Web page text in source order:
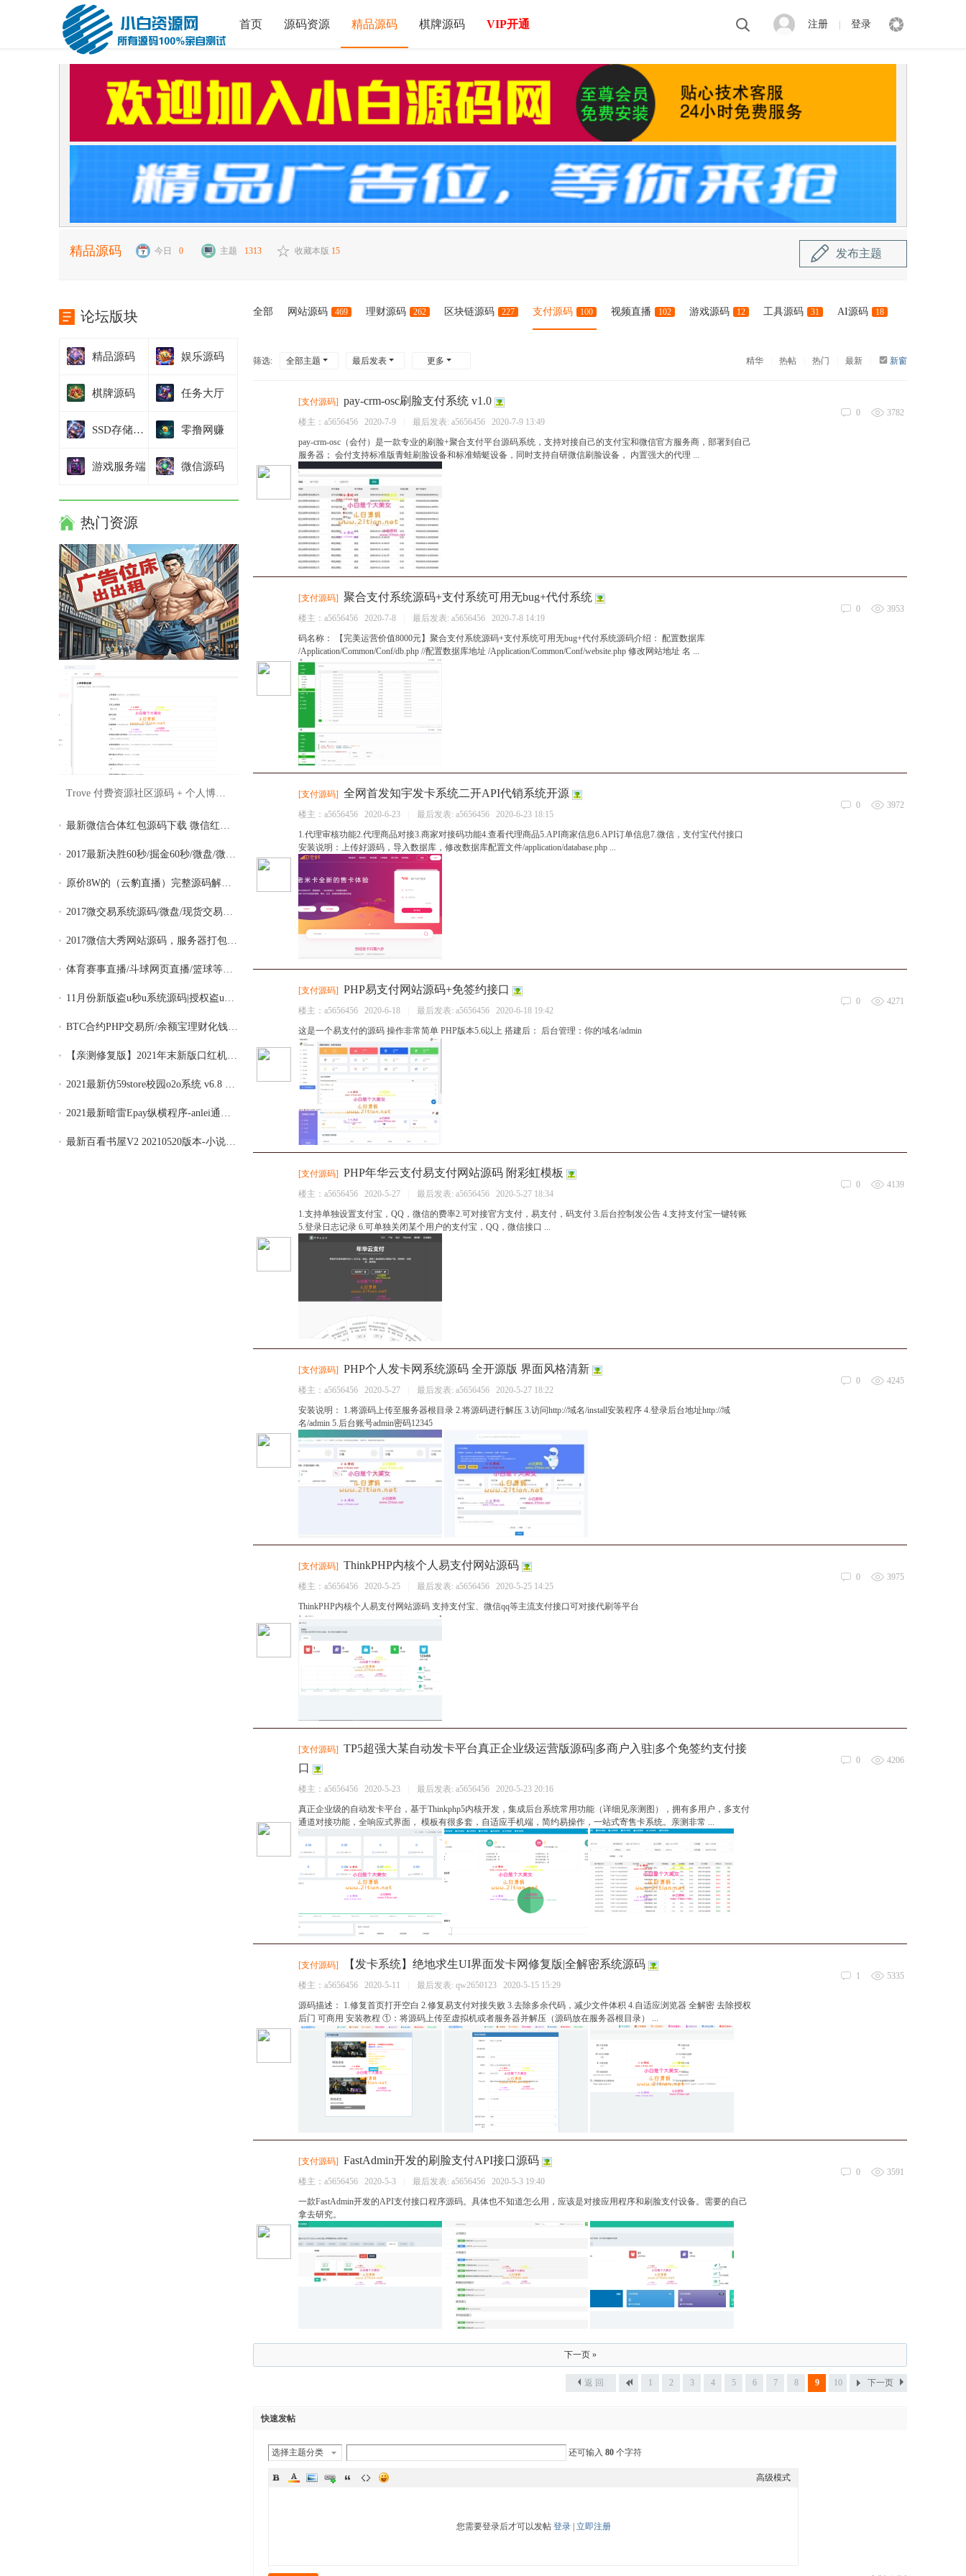
首页 源码资源 精品源码 棋牌源码 VIP开通 注册 登录
精品源码 今日 0 主题 1313 收藏本版 15 发布主题
全部 网站源码 469 理财源码 262 区块链源码 227 支付源码 100 视频直播 102 游戏源码 12 工具源码 31 AI源码 18
筛选: 全部主题 最后发表 更多 新窗
最新
热门
热帖
精华
[支付源码] pay-crm-osc刷脸支付系统 v1.0
楼主： a5656456 2020-7-9 最后发表: a5656456
2020-7-9 13:49
pay-crm-osc（会付）是一款专业的刷脸+聚合支付平台源码系统，支持对接自己的支付宝和微信官方服务商，部署到自己
服务器； 会付支持标准版青蛙刷脸设备和标准蜻蜓设备，同时支持自研微信刷脸设备， 内置强大的代理 ...
0 3782
[支付源码] 聚合支付系统源码+支付系统可用无bug+代付系统
楼主： a5656456 2020-7-8 最后发表: a5656456
2020-7-8 14:19
码名称： 【完美运营价值8000元】聚合支付系统源码+支付系统可用无bug+代付系统源码介绍： 配置数据库
/Application/Common/Conf/db.php //配置数据库地址 /Application/Common/Conf/website.php 修改网站地址 名 ...
0 3953
[支付源码] 全网首发知宇发卡系统二开API代销系统开源
楼主： a5656456 2020-6-23 最后发表: a5656456
2020-6-23 18:15
1.代理审核功能2.代理商品对接3.商家对接码功能4.查看代理商品5.API商家信息6.API订单信息7.微信，支付宝代付接口
安装说明：上传好源码，导入数据库，修改数据库配置文件/application/database.php ...
0 3972
[支付源码] PHP易支付网站源码+免签约接口
楼主： a5656456 2020-6-18 最后发表: a5656456
2020-6-18 19:42
这是一个易支付的源码 操作非常简单 PHP版本5.6以上 搭建后： 后台管理：你的域名/admin
0 4271
[支付源码] PHP年华云支付易支付网站源码 附彩虹模板
楼主： a5656456 2020-5-27 最后发表: a5656456
2020-5-27 18:34
1.支持单独设置支付宝，QQ，微信的费率2.可对接官方支付，易支付，码支付 3.后台控制发公告 4.支持支付宝一键转账
5.登录日志记录 6.可单独关闭某个用户的支付宝，QQ，微信接口 ...
0 4139
[支付源码] PHP个人发卡网系统源码 全开源版 界面风格清新
楼主： a5656456 2020-5-27 最后发表: a5656456
2020-5-27 18:22
安装说明： 1.将源码上传至服务器根目录 2.将源码进行解压 3.访问http://域名/install安装程序 4.登录后台地址http://域
名/admin 5.后台账号admin密码12345
0 4245
[支付源码] ThinkPHP内核个人易支付网站源码
楼主： a5656456 2020-5-25 最后发表: a5656456
2020-5-25 14:25
ThinkPHP内核个人易支付网站源码 支持支付宝、微信qq等主流支付接口可对接代刷等平台
0 3975
[支付源码] TP5超强大某自动发卡平台真正企业级运营版源码|多商户入驻|多个免签约支付接
口
楼主： a5656456 2020-5-23 最后发表: a5656456
2020-5-23 20:16
真正企业级的自动发卡平台，基于Thinkphp5内核开发，集成后台系统常用功能（详细见亲测图），拥有多用户，多支付
通道对接功能，全响应式界面， 模板有很多套，自适应手机端，简约易操作，一站式寄售卡系统。亲测非常 ...
0 4206
[支付源码] 【发卡系统】绝地求生UI界面发卡网修复版|全解密系统源码
楼主： a5656456 2020-5-11 最后发表: qw2650123
2020-5-15 15:29
源码描述： 1.修复首页打开空白 2.修复易支付对接失败 3.去除多余代码，减少文件体积 4.自适应浏览器 全解密 去除授权
后门 可商用 安装教程 ①：将源码上传至虚拟机或者服务器并解压（源码放在服务器根目录） ...
1 5335
[支付源码] FastAdmin开发的刷脸支付API接口源码
楼主： a5656456 2020-5-3 最后发表: a5656456
2020-5-3 19:40
一款FastAdmin开发的API支付接口程序源码。具体也不知道怎么用，应该是对接应用程序和刷脸支付设备。需要的自己
拿去研究。
0 3591
下一页 »
1 2 3 4 5 6 7 8 9 10 下一页
返 回
快速发帖
选择主题分类 还可输入 80 个字符
高级模式
您需要登录后才可以发帖 登录| 立即注册
论坛版块
精品源码 娱乐源码
棋牌源码 任务大厅
SSD存储技术 零撸网赚
游戏服务端 微信源码
热门资源